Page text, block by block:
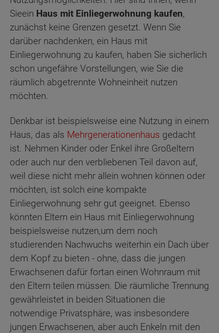
Sieein Haus mit Einliegerwohnung kaufen,
zunächst keine Grenzen gesetzt. Wenn Sie
darüber nachdenken, ein Haus mit
Einliegerwohnung zu kaufen, haben Sie sicherlich
schon ungefähre Vorstellungen, wie Sie die
räumlich abgetrennte Wohneinheit nutzen
möchten.
Denkbar ist beispielsweise eine Nutzung in einem
Haus, das als Mehrgenerationenhaus gedacht
ist. Nehmen Kinder oder Enkel ihre Großeltern
oder auch nur den verbliebenen Teil davon auf,
weil diese nicht mehr allein wohnen können oder
möchten, ist solch eine kompakte
Einliegerwohnung sehr gut geeignet. Ebenso
könnten Eltern ein Haus mit Einliegerwohnung
beispielsweise nutzen,um dem noch
studierenden Nachwuchs weiterhin ein Dach über
dem Kopf zu bieten - ohne, dass die jungen
Erwachsenen dafür fortan einen Wohnraum mit
den Eltern teilen müssen. Die räumliche Trennung
gewährleistet in beiden Situationen die
notwendige Privatsphäre, was insbesondere
jungen Erwachsenen, aber auch Enkeln mit den